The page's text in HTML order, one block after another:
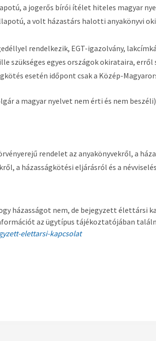
a jogerős bírói ítélet hiteles magyar
a volt házastárs halotti anyakönyvi
rendelkezik, EGT-igazolvány,
szükséges egyes országok okirataira,
esetén időpont csak a Közép-
a magyar nyelvet nem érti és nem beszéli)
rendelet az anyakönyvekről, a
a házasságkötési eljárásról és a
házasságot nem, de bejegyzett élettársi
az ügytípus tájékoztatójában
elettarsi-kapcsolat